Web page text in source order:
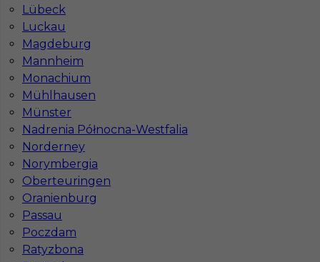
Lübeck
Luckau
Magdeburg
Mannheim
Monachium
Mühlhausen
Münster
Nadrenia Północna-Westfalia
Norderney
Norymbergia
Oberteuringen
Oranienburg
Passau
Poczdam
Ratyzbona
Kategoria Prace budowlane
Lokalizacja Niemcy
Wymagane języki
Niemiecki dobry
Stawka 15 - € / h